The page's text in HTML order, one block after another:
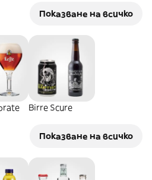
Показване на всичко
Birre Scure
Показване на всичко